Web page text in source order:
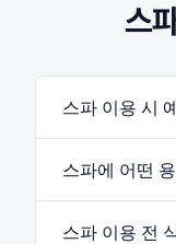
스
스파 이용 시
스파에 어떤
스파 이용 전